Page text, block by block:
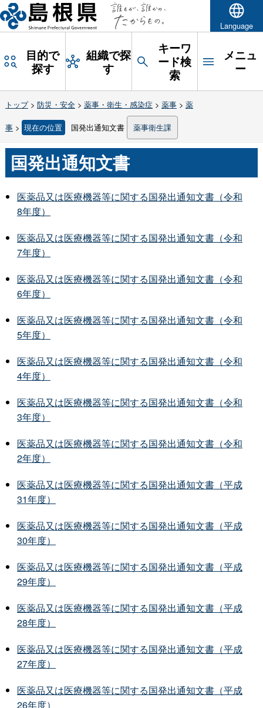
Language
目的で
探す
組織で探
す
キーワ
ード検
索
メニュ
ー
トップ> 防災・安全> 薬事・衛生・感染症 > 薬事> 薬
事> 現在の位置 国発出通知文書 薬事衛生課
国発出通知文書
医薬品又は医療機器等に関する国発出通知文書（令和
8年度）
医薬品又は医療機器等に関する国発出通知文書（令和
7年度）
医薬品又は医療機器等に関する国発出通知文書（令和
6年度）
医薬品又は医療機器等に関する国発出通知文書（令和
5年度）
医薬品又は医療機器等に関する国発出通知文書（令和
4年度）
医薬品又は医療機器等に関する国発出通知文書（令和
3年度）
医薬品又は医療機器等に関する国発出通知文書（令和
2年度）
医薬品又は医療機器等に関する国発出通知文書（平成
31年度）
医薬品又は医療機器等に関する国発出通知文書（平成
30年度）
医薬品又は医療機器等に関する国発出通知文書（平成
29年度）
医薬品又は医療機器等に関する国発出通知文書（平成
28年度）
医薬品又は医療機器等に関する国発出通知文書（平成
27年度）
医薬品又は医療機器等に関する国発出通知文書（平成
26年度）